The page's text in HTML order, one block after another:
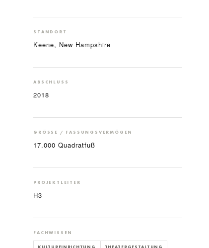
STANDORT
Keene, New Hampshire
ABSCHLUSS
2018
GRÖSSE / FASSUNGSVERMÖGEN
17.000 Quadratfuß
PROJEKTLEITER
H3
FACHWISSEN